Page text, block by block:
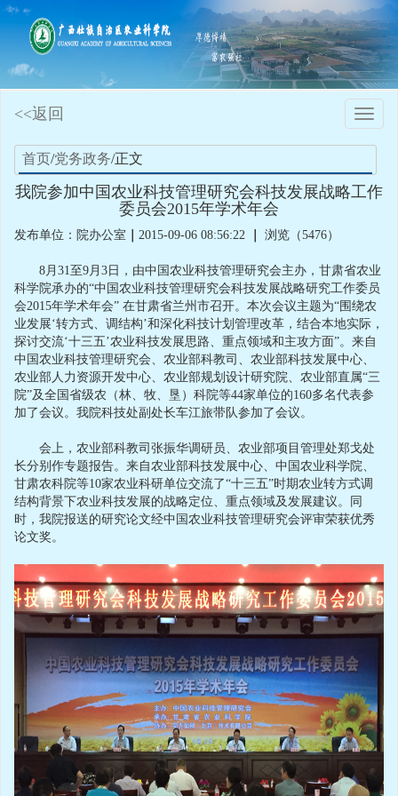
Toggle
<<返回
首页/党务政务/正文
我院参加中国农业科技管理研究会科技发展战略工作
委员会2015年学术年会
发布单位：院办公室 2015-09-06 08:56:22 浏览（5476）
8月31至9月3日，由中国农业科技管理研究会主办，甘肃省农业
科学院承办的“中国农业科技管理研究会科技发展战略研究工作委员
会2015年学术年会” 在甘肃省兰州市召开。本次会议主题为“围绕农
业发展‘转方式、调结构’和深化科技计划管理改革，结合本地实际，
探讨交流‘十三五’农业科技发展思路、重点领域和主攻方面”。来自
中国农业科技管理研究会、农业部科教司、农业部科技发展中心、
农业部人力资源开发中心、农业部规划设计研究院、农业部直属“三
院”及全国省级农（林、牧、垦）科院等44家单位的160多名代表参
加了会议。我院科技处副处长车江旅带队参加了会议。
会上，农业部科教司张振华调研员、农业部项目管理处郑戈处
长分别作专题报告。来自农业部科技发展中心、中国农业科学院、
甘肃农科院等10家农业科研单位交流了“十三五”时期农业转方式调
结构背景下农业科技发展的战略定位、重点领域及发展建议。同
时，我院报送的研究论文经中国农业科技管理研究会评审荣获优秀
论文奖。